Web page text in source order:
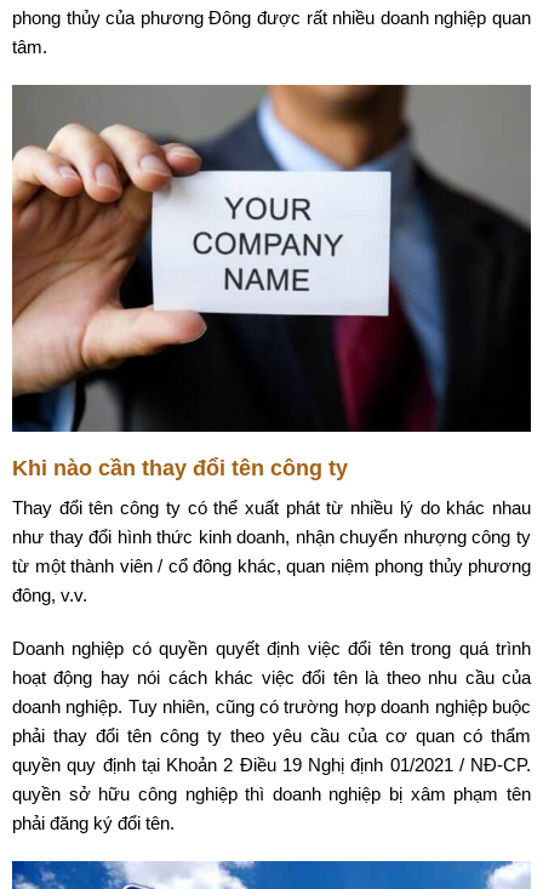
phong thủy của phương Đông được rất nhiều doanh nghiệp quan
tâm.
Khi nào cần thay đổi tên công ty
Thay đổi tên công ty có thể xuất phát từ nhiều lý do khác nhau
như thay đổi hình thức kinh doanh, nhận chuyển nhượng công ty
từ một thành viên / cổ đông khác, quan niệm phong thủy phương
đông, v.v.
Doanh nghiệp có quyền quyết định việc đổi tên trong quá trình
hoạt động hay nói cách khác việc đổi tên là theo nhu cầu của
doanh nghiệp. Tuy nhiên, cũng có trường hợp doanh nghiệp buộc
phải thay đổi tên công ty theo yêu cầu của cơ quan có thẩm
quyền quy định tại Khoản 2 Điều 19 Nghị định 01/2021 / NĐ-CP.
quyền sở hữu công nghiệp thì doanh nghiệp bị xâm phạm tên
phải đăng ký đổi tên.